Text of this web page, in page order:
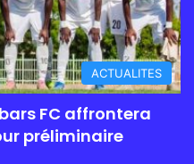
ACTUALITES
FC affrontera
préliminaire